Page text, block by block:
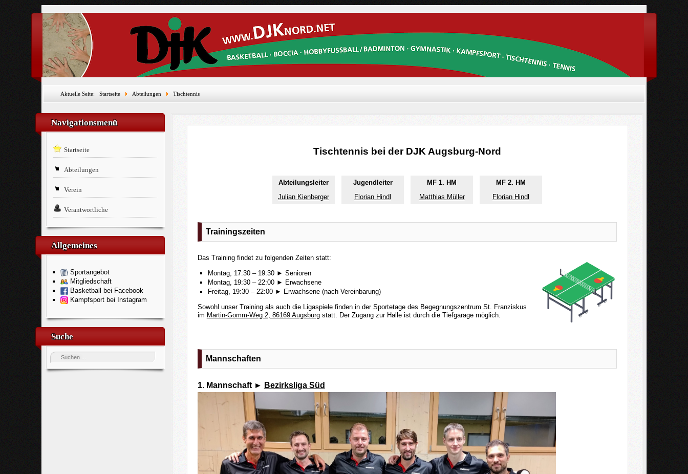
Aktuelle Seite:Startseite Abteilungen Tischtennis
Navigationsmenü
Startseite
Abteilungen
Verein
Verantwortliche
Allgemeines
Sportangebot
Mitgliedschaft
Basketball bei Facebook
Kampfsport bei Instagram
Suche
Tischtennis bei der DJK Augsburg-Nord
Abteilungsleiter
Jugendleiter MF 1. HM
MF 2. HM
Julian Kienberger
Florian Hindl Matthias Müller Florian Hindl
Trainingszeiten
Das Training findet zu folgenden Zeiten statt:
Montag, 17:30 – 19:30 ► Senioren
Montag, 19:30 – 22:00 ► Erwachsene
Freitag, 19:30 – 22:00 ► Erwachsene (nach Vereinbarung)
Sowohl unser Training als auch die Ligaspiele finden in der Sportetage des Begegnungszentrum St. Franziskus
im Martin-Gomm-Weg 2, 86169 Augsburgstatt. Der Zugang zur Halle ist durch die Tiefgarage möglich.
Mannschaften
1. Mannschaft ► Bezirksliga Süd